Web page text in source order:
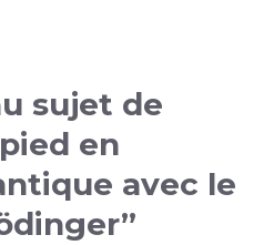
sujet de
en
avec le